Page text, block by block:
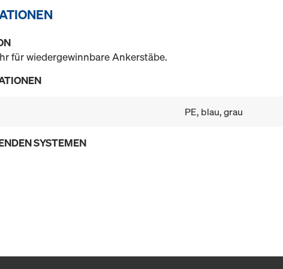
für wiedergewinnbare Ankerstäbe.
PE, blau, grau
SYSTEMEN